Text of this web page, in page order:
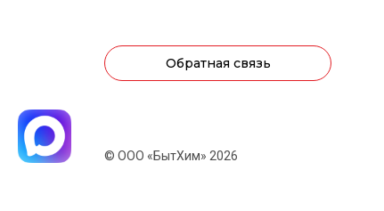
Обратная связь
© ООО «БытХим» 2026